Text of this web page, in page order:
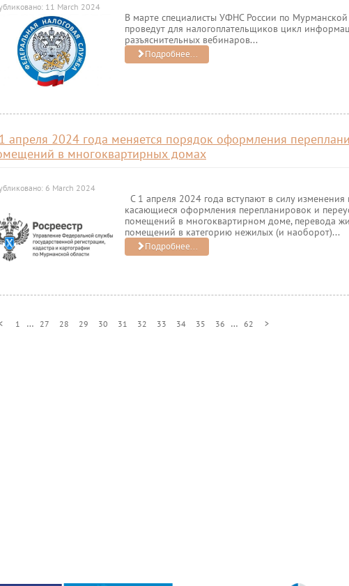
11 March 2024
В марте специалисты УФНС России по Мурманской
проведут для налогоплательщиков цикл
разъяснительных вебинаров...
Подробнее...
апреля 2024 года меняется порядок оформления
в многоквартирных домах
6 March 2024
С 1 апреля 2024 года вступают в силу изменения
касающиеся оформления перепланировок и
помещений в многоквартирном доме, перевода
помещений в категорию нежилых (и наоборот)...
Подробнее...
1 … 27 28 29 30 31 32 33 34 35 36 … 62 >